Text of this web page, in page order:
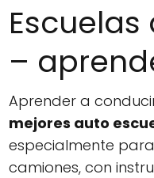
–
Aprender a
mejores auto
especialmente
camiones, con